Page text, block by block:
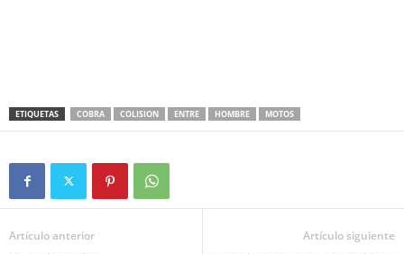
ETIQUETAS COBRA COLISION ENTRE HOMBRE MOTOS
Artículo anterior Artículo siguiente